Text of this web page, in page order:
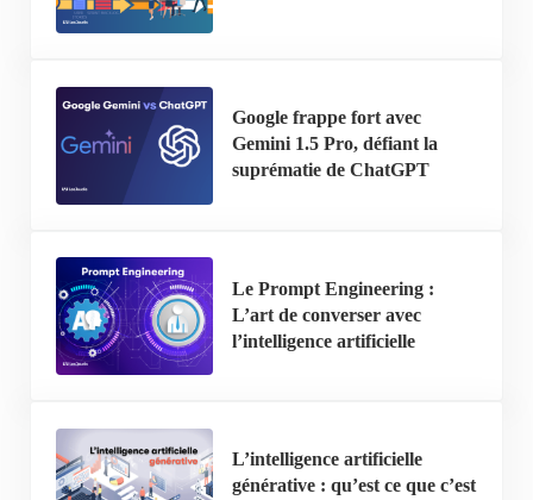
Google frappe fort avec
Gemini 1.5 Pro, défiant la
suprématie de ChatGPT
Le Prompt Engineering :
L’art de converser avec
l’intelligence artificielle
L’intelligence artificielle
générative : qu’est ce que c’est